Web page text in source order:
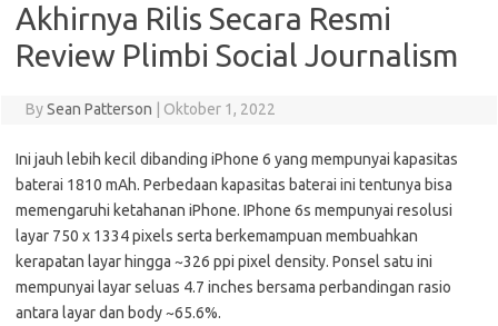
Akhirnya Rilis Secara Resmi
Review Plimbi Social Journalism
BySean Patterson Oktober 1, 2022
Ini jauh lebih kecil dibanding iPhone 6 yang mempunyai kapasitas
baterai 1810 mAh. Perbedaan kapasitas baterai ini tentunya bisa
memengaruhi ketahanan iPhone. IPhone 6s mempunyai resolusi
layar 750 x 1334 pixels serta berkemampuan membuahkan
kerapatan layar hingga ~326 ppi pixel density. Ponsel satu ini
mempunyai layar seluas 4.7 inches bersama perbandingan rasio
antara layar dan body ~65.6%.